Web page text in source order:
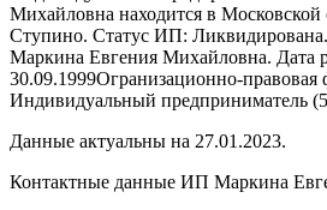
Михайловна находится в Московской
Ступино. Статус ИП: Ликвидирована.
Маркина Евгения Михайловна. Дата
30.09.1999Огранизационно-правовая
Индивидуальный предприниматель
Данные актуальны на 27.01.2023.
Контактные данные ИП Маркина